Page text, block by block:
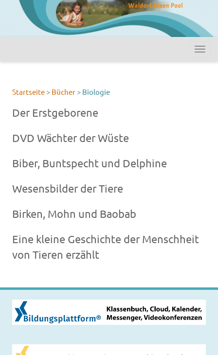
Startseite > Bücher > Biologie
Der Erstgeborene
DVD Wächter der Wüste
Biber, Buntspecht und Delphine
Wesensbilder der Tiere
Birken, Mohn und Baobab
Eine kleine Geschichte der Menschheit
von Tieren erzählt